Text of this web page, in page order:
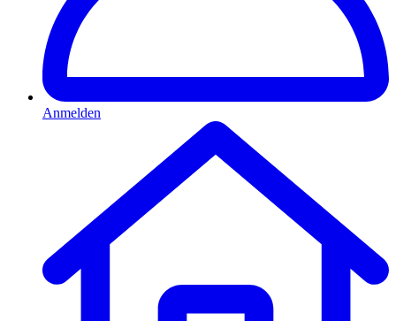
Anmelden